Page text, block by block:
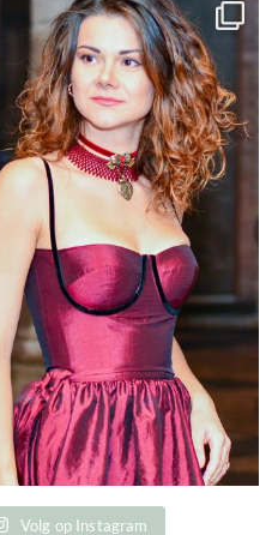
Volg op Instagram